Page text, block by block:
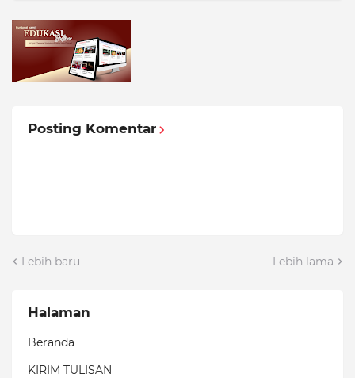
Posting Komentar
Lebih baru Lebih lama
Halaman
Beranda
KIRIM TULISAN